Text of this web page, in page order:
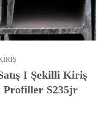
I Şekilli Kiriş
Profiller S235jr